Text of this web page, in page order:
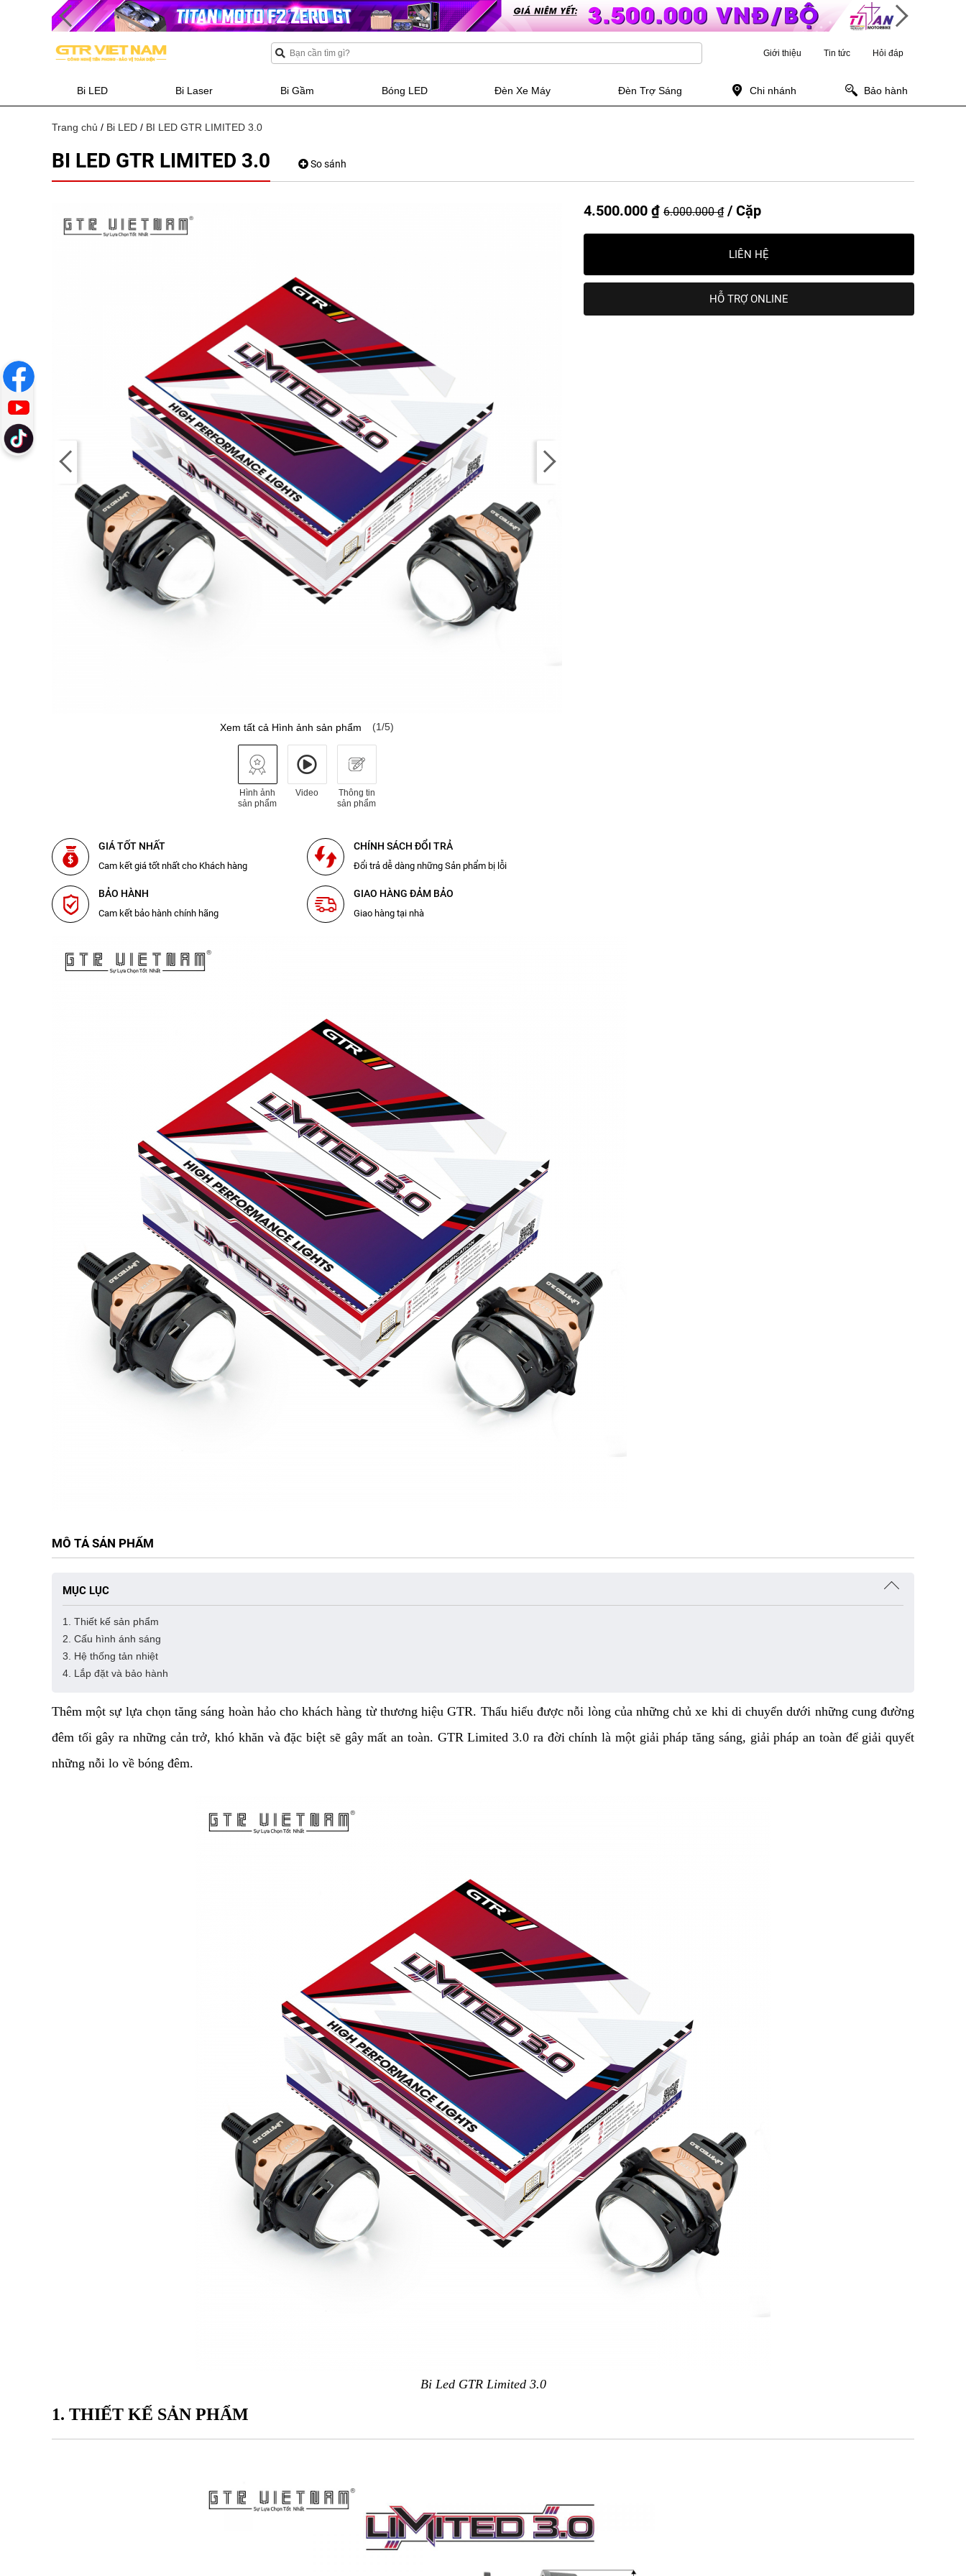
Giới thiệu Tin tức Hỏi đáp
Bi LED Bi Laser Bi Gầm Bóng LED Đèn Xe Máy Đèn Trợ Sáng Chi nhánh Bảo hành
Trang chủ / Bi LED / BI LED GTR LIMITED 3.0
BI LED GTR LIMITED 3.0 So sánh
Xem tất cả Hình ảnh sản phẩm (1/5)
Hình ảnh
sản phẩm
Video
Thông tin
sản phẩm
GIÁ TỐT NHẤT
Cam kết giá tốt nhất cho Khách hàng
CHÍNH SÁCH ĐỔI TRẢ
Đổi trả dễ dàng những Sản phẩm bị lỗi
BẢO HÀNH
Cam kết bảo hành chính hãng
GIAO HÀNG ĐẢM BẢO
Giao hàng tại nhà
4.500.000 ₫ 6.000.000 ₫/ Cặp
LIÊN HỆ
HỖ TRỢ ONLINE
MÔ TẢ SẢN PHẨM
MỤC LỤC
1. Thiết kế sản phẩm
2. Cấu hình ánh sáng
3. Hệ thống tản nhiệt
4. Lắp đặt và bảo hành
Thêm một sự lựa chọn tăng sáng hoàn hảo cho khách hàng từ thương hiệu GTR. Thấu hiểu được nỗi lòng của những chủ xe khi di chuyển dưới những cung đường
đêm tối gây ra những cản trở, khó khăn và đặc biệt sẽ gây mất an toàn. GTR Limited 3.0 ra đời chính là một giải pháp tăng sáng, giải pháp an toàn để giải quyết
những nỗi lo về bóng đêm.
Bi Led GTR Limited 3.0
1. THIẾT KẾ SẢN PHẨM